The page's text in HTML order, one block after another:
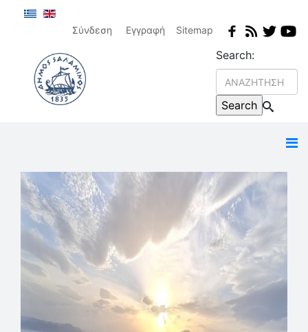
Σύνδεση Εγγραφή Sitemap
Search: